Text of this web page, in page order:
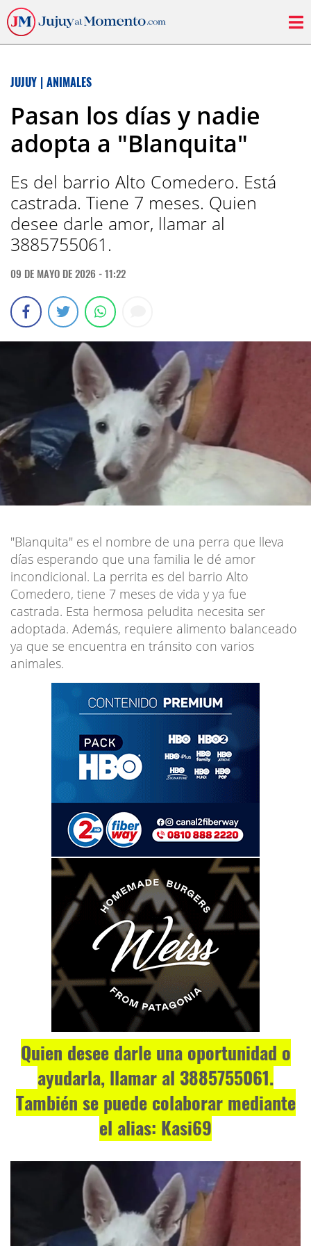
JUJUY | ANIMALES
Pasan los días y nadie
adopta a "Blanquita"
Es del barrio Alto Comedero. Está
castrada. Tiene 7 meses. Quien
desee darle amor, llamar al
3885755061.
09 DE MAYO DE 2026 - 11:22
"Blanquita" es el nombre de una perra que lleva
días esperando que una familia le dé amor
incondicional. La perrita es del barrio Alto
Comedero, tiene 7 meses de vida y ya fue
castrada. Esta hermosa peludita necesita ser
adoptada. Además, requiere alimento balanceado
ya que se encuentra en tránsito con varios
animales.
Quien desee darle una oportunidad o
ayudarla, llamar al 3885755061.
También se puede colaborar mediante
el alias: Kasi69